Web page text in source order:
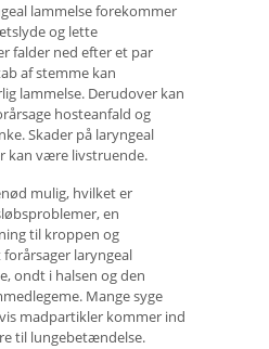
lammelse forekommer
og lette
falder ned efter et par
af stemme kan
lammelse. Derudover kan
hosteanfald og
Skader på laryngeal
kan være livstruende.
mulig, hvilket er
en
til kroppen og
laryngeal
ondt i halsen og den
Mange syge
madpartikler kommer ind
til lungebetændelse.